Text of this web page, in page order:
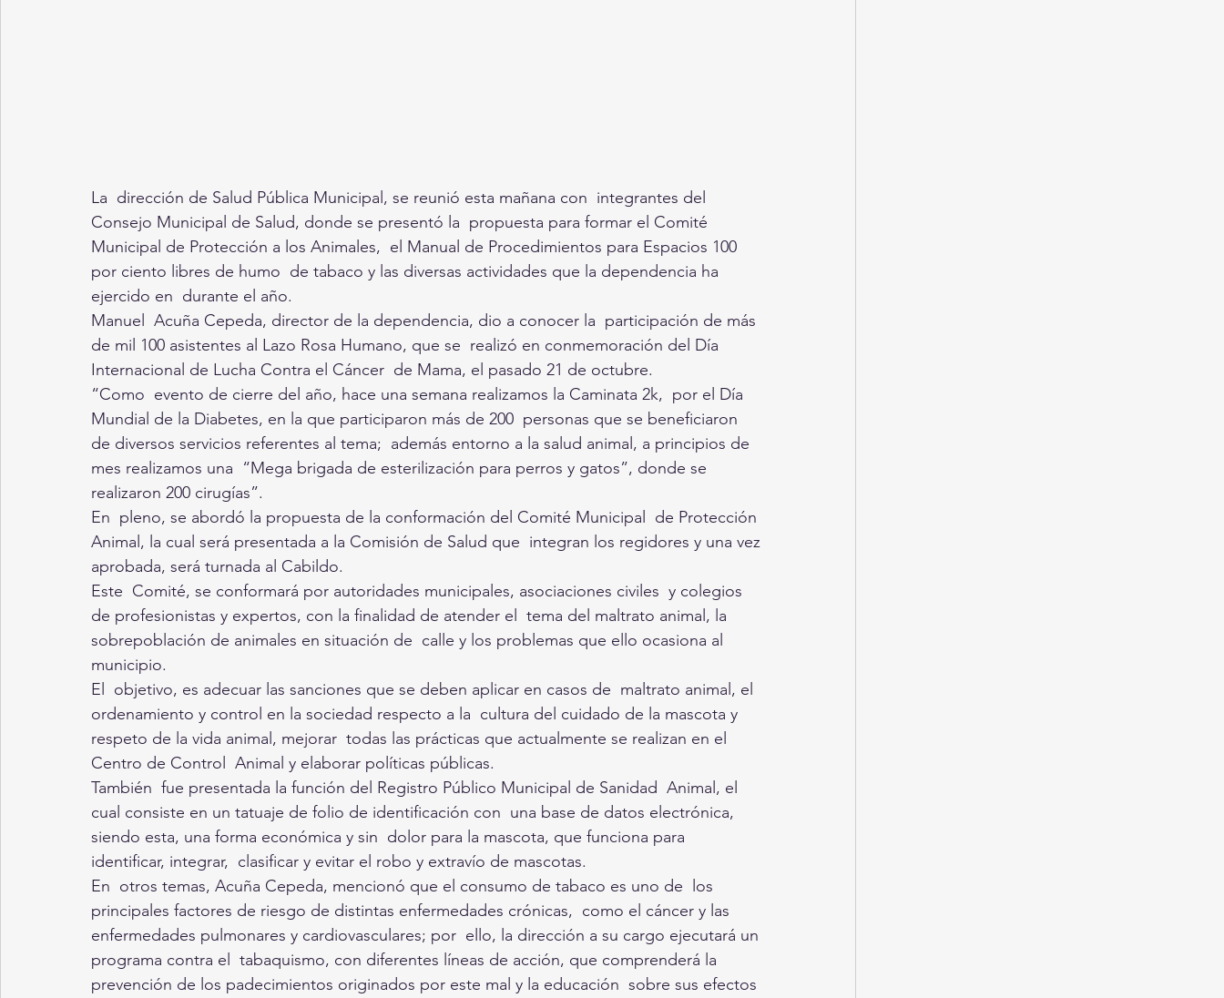
La  dirección de Salud Pública Municipal, se reunió esta mañana con  integrantes del
Consejo Municipal de Salud, donde se presentó la  propuesta para formar el Comité
Municipal de Protección a los Animales,  el Manual de Procedimientos para Espacios 100
por ciento libres de humo  de tabaco y las diversas actividades que la dependencia ha
ejercido en  durante el año.
Manuel  Acuña Cepeda, director de la dependencia, dio a conocer la  participación de más
de mil 100 asistentes al Lazo Rosa Humano, que se  realizó en conmemoración del Día
Internacional de Lucha Contra el Cáncer  de Mama, el pasado 21 de octubre.
“Como  evento de cierre del año, hace una semana realizamos la Caminata 2k,  por el Día
Mundial de la Diabetes, en la que participaron más de 200  personas que se beneficiaron
de diversos servicios referentes al tema;  además entorno a la salud animal, a principios de
mes realizamos una  “Mega brigada de esterilización para perros y gatos”, donde se
realizaron 200 cirugías”.
En  pleno, se abordó la propuesta de la conformación del Comité Municipal  de Protección
Animal, la cual será presentada a la Comisión de Salud que  integran los regidores y una vez
aprobada, será turnada al Cabildo.
Este  Comité, se conformará por autoridades municipales, asociaciones civiles  y colegios
de profesionistas y expertos, con la finalidad de atender el  tema del maltrato animal, la
sobrepoblación de animales en situación de  calle y los problemas que ello ocasiona al
municipio.
El  objetivo, es adecuar las sanciones que se deben aplicar en casos de  maltrato animal, el
ordenamiento y control en la sociedad respecto a la  cultura del cuidado de la mascota y
respeto de la vida animal, mejorar  todas las prácticas que actualmente se realizan en el
Centro de Control  Animal y elaborar políticas públicas.
También  fue presentada la función del Registro Público Municipal de Sanidad  Animal, el
cual consiste en un tatuaje de folio de identificación con  una base de datos electrónica,
siendo esta, una forma económica y sin  dolor para la mascota, que funciona para
identificar, integrar,  clasificar y evitar el robo y extravío de mascotas.
En  otros temas, Acuña Cepeda, mencionó que el consumo de tabaco es uno de  los
principales factores de riesgo de distintas enfermedades crónicas,  como el cáncer y las
enfermedades pulmonares y cardiovasculares; por  ello, la dirección a su cargo ejecutará un
programa contra el  tabaquismo, con diferentes líneas de acción, que comprenderá la
prevención de los padecimientos originados por este mal y la educación  sobre sus efectos